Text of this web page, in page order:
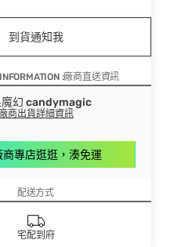
到貨通知我
:廠商直送資訊
魔幻 candymagic
商出貨詳細資訊
商專店逛逛，湊免運
配送方式
宅配到府